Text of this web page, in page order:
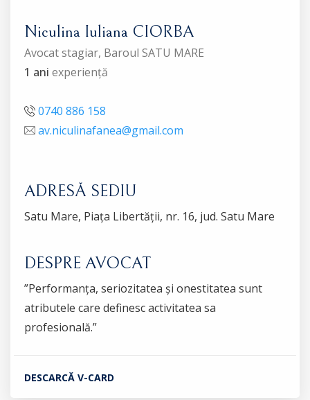
Niculina Iuliana CIORBA
Avocat stagiar, Baroul SATU MARE
1 ani experiență
0740 886 158
av.niculinafanea@gmail.com
ADRESĂ SEDIU
Satu Mare, Piața Libertății, nr. 16, jud. Satu Mare
DESPRE AVOCAT
”Performanța, seriozitatea și onestitatea sunt
atributele care definesc activitatea sa
profesională.”
DESCARCĂ V-CARD